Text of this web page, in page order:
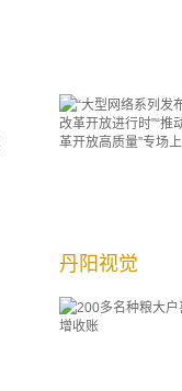
丹阳视觉